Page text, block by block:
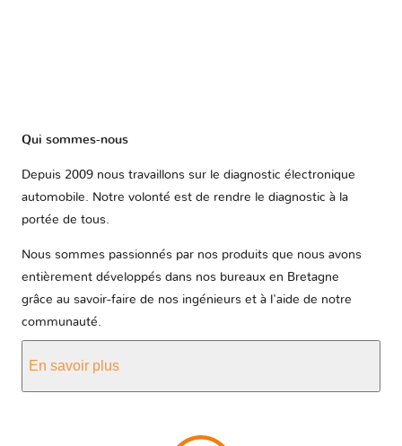
Qui sommes-nous
Depuis 2009 nous travaillons sur le diagnostic électronique
automobile. Notre volonté est de rendre le diagnostic à la
portée de tous.
Nous sommes passionnés par nos produits que nous avons
entièrement développés dans nos bureaux en Bretagne
grâce au savoir-faire de nos ingénieurs et à l'aide de notre
communauté.
En savoir plus